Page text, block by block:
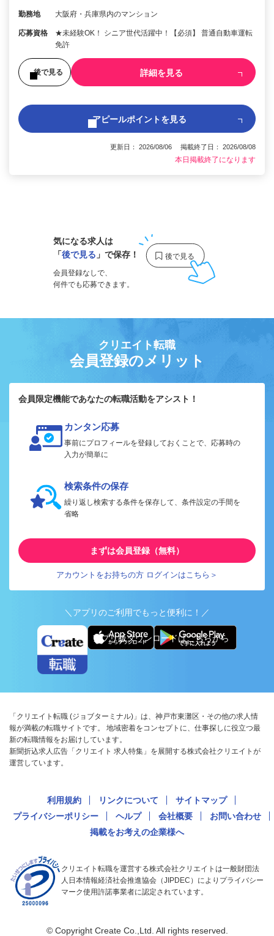
勤務地 大阪府・兵庫県内のマンション
応募資格
★未経験OK！ シニア世代活躍中！【必須】 普通自動車運転
免許
後で見る 詳細を見る
アピールポイントを見る
更新日： 2026/08/06 掲載終了日： 2026/08/08
本日掲載終了になります
気になる求人は
「後で見る 」で保存！
会員登録なしで、
何件でも応募できます。
クリエイト転職
会員登録のメリット
会員限定機能であなたの転職活動をアシスト！
カンタン応募
事前にプロフィールを登録しておくことで、応募時の
入力が簡単に
検索条件の保存
繰り返し検索する条件を保存して、条件設定の手間を
省略
まずは会員登録（無料）
アカウントをお持ちの方 ログインはこちら＞
＼アプリのご利用でもっと便利に！／
アプリ版ダウンロードはこちらから
「クリエイト転職 (ジョブターミナル)」は、神戸市東灘区・その他の求人情
報が満載の転職サイトです。 地域密着をコンセプトに、仕事探しに役立つ最
新の転職情報をお届けしています。
新聞折込求人広告「クリエイト 求人特集」を展開する株式会社クリエイトが
運営しています。
利用規約 リンクについて
サイトマップ
プライバシーポリシー
ヘルプ 会社概要
お問い合わせ
掲載をお考えの企業様へ
クリエイト転職を運営する株式会社クリエイトは一般財団法
人日本情報経済社会推進協会（JIPDEC）によりプライバシー
マーク使用許諾事業者に認定されています。
© Copyright Create Co.,Ltd. All rights reserved.